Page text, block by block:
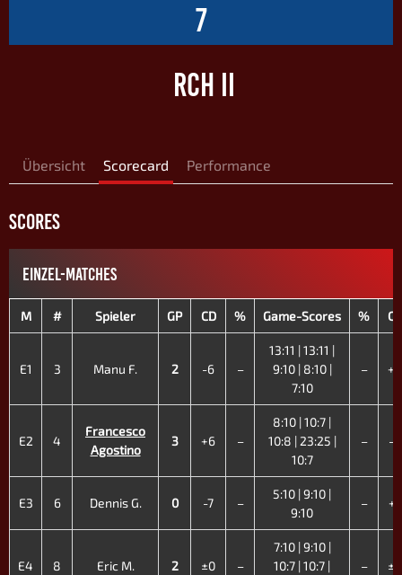
7
RCH II
Übersicht Scorecard Performance
SCORES
EINZEL-MATCHES
M # Spieler GP CD % Game-Scores % CD
E1 3 Manu F. 2 -6 –
13:11 | 13:11 |
9:10 | 8:10 |
7:10
– +6
E2 4
Francesco
Agostino
3 +6 –
8:10 | 10:7 |
10:8 | 23:25 |
10:7
– -6
E3 6 Dennis G. 0 -7 –
5:10 | 9:10 |
9:10
– +7
E4 8 Eric M. 2 ±0 –
7:10 | 9:10 |
10:7 | 10:7 |
– ±0